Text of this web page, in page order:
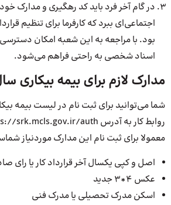
در گام آخر فرد باید کد رهگیری و مدارک
اجتماعی‌ای ببرد که کارفرما برای تنظیم
بود. با مراجعه به این شعبه امکان
اسناد شخصی به راحتی فراهم می‌شود.
مدارک لازم برای بیمه بیکاری سال 1405
شما می‌توانید برای ثبت نام در لیست بیمه
معمولا برای ثبت نام این مدارک موردنیاز
اصل و کپی یکسال آخر قرارداد کار یا رای
عکس ۴*۳ جدید
اسکن مدرک تحصیلی یا مدرک فنی